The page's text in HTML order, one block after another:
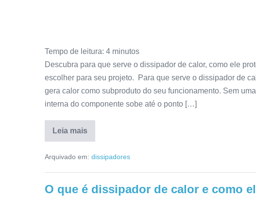
Tempo de leitura: 4 minutos
Descubra para que serve o dissipador de calor, como ele
escolher para seu projeto. Para que serve o dissipador de
gera calor como subproduto do seu funcionamento. Sem
interna do componente sobe até o ponto […]
Leia mais
Arquivado em: dissipadores
O que é dissipador de calor e como